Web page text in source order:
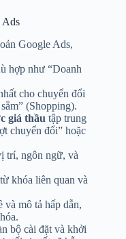
Ads
Google Ads,
hợp như “Doanh
cho chuyển đổi
(Shopping).
giá thầu tập trung
chuyển đổi” hoặc
trí, ngôn ngữ, và
khóa liên quan và
và mô tả hấp dẫn,
bộ cài đặt và khởi